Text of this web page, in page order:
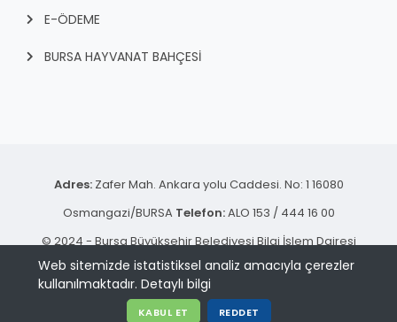
Web sitemizde istatistiksel analiz amacıyla çerezler
kullanılmaktadır. Detaylı bilgi
KABUL ET REDDET
E-ÖDEME
BURSA HAYVANAT BAHÇESİ
Adres:Zafer Mah. Ankara yolu Caddesi. No: 1 16080
Osmangazi/BURSA Telefon:ALO 153 / 444 16 00
© 2024 - Bursa Büyükşehir Belediyesi Bilgi İşlem Dairesi
Başkanlığı | Tüm hakkı saklıdır.
KVKK Aydınlatma Metni